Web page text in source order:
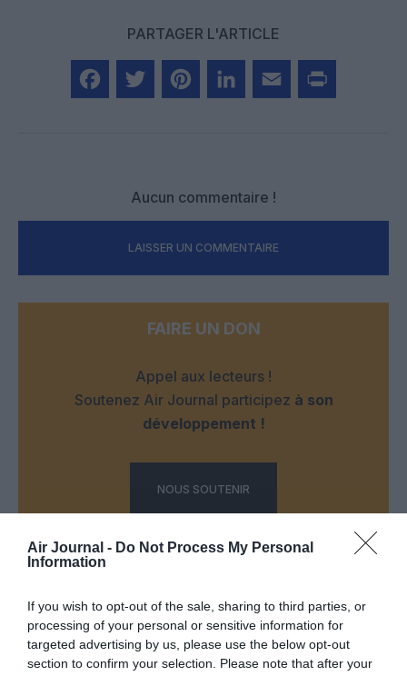
Air Journal - Do Not Process My Personal
Information
If you wish to opt-out of the sale, sharing to third parties, or
processing of your personal or sensitive information for
targeted advertising by us, please use the below opt-out
section to confirm your selection. Please note that after your
PARTAGER L'ARTICLE
Aucun commentaire !
LAISSER UN COMMENTAIRE
FAIRE UN DON
Appel aux lecteurs !
Soutenez Air Journal participez à son
développement !
NOUS SOUTENIR
DERNIERS COMMENTAIRES